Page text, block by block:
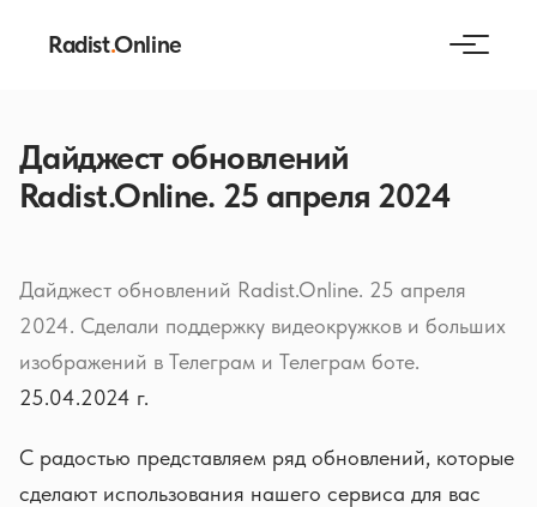
Radist.Online
Дайджест обновлений
Radist.Online. 25 апреля 2024
Дайджест обновлений Radist.Online. 25 апреля
2024. Сделали поддержку видеокружков и больших
изображений в Телеграм и Телеграм боте.
25.04.2024 г.
С радостью представляем ряд обновлений, которые
сделают использования нашего сервиса для вас